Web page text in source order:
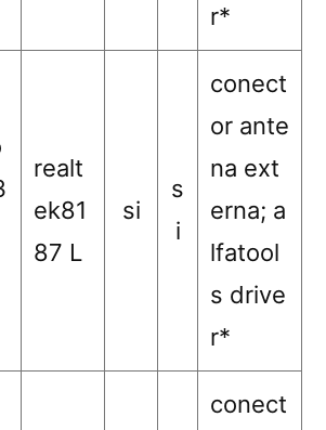
r*
realt
ek81
87 L
si
s
i
conect
or ante
na ext
erna; a
lfatool
s drive
r*
conect